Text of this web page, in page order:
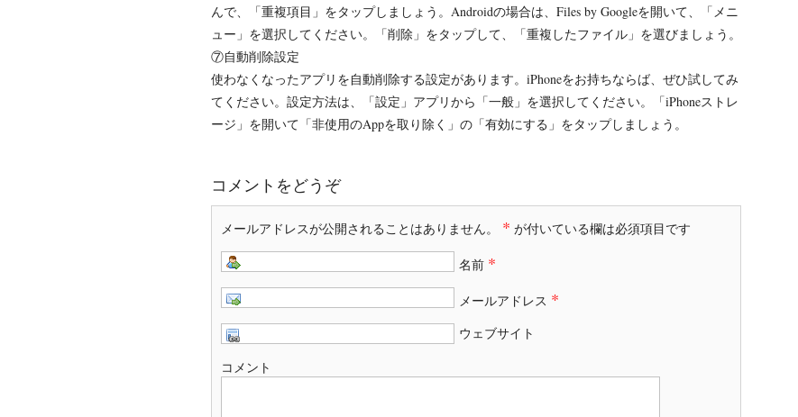
んで、「重複項目」をタップしましょう。Androidの場合は、Files by Googleを開いて、「メニ
ュー」を選択してください。「削除」をタップして、「重複したファイル」を選びましょう。
⑦自動削除設定
使わなくなったアプリを自動削除する設定があります。iPhoneをお持ちならば、ぜひ試してみ
てください。設定方法は、「設定」アプリから「一般」を選択してください。「iPhoneストレ
ージ」を開いて「非使用のAppを取り除く」の「有効にする」をタップしましょう。
コメントをどうぞ
メールアドレスが公開されることはありません。 * が付いている欄は必須項目です
名前 *
メールアドレス *
ウェブサイト
コメント